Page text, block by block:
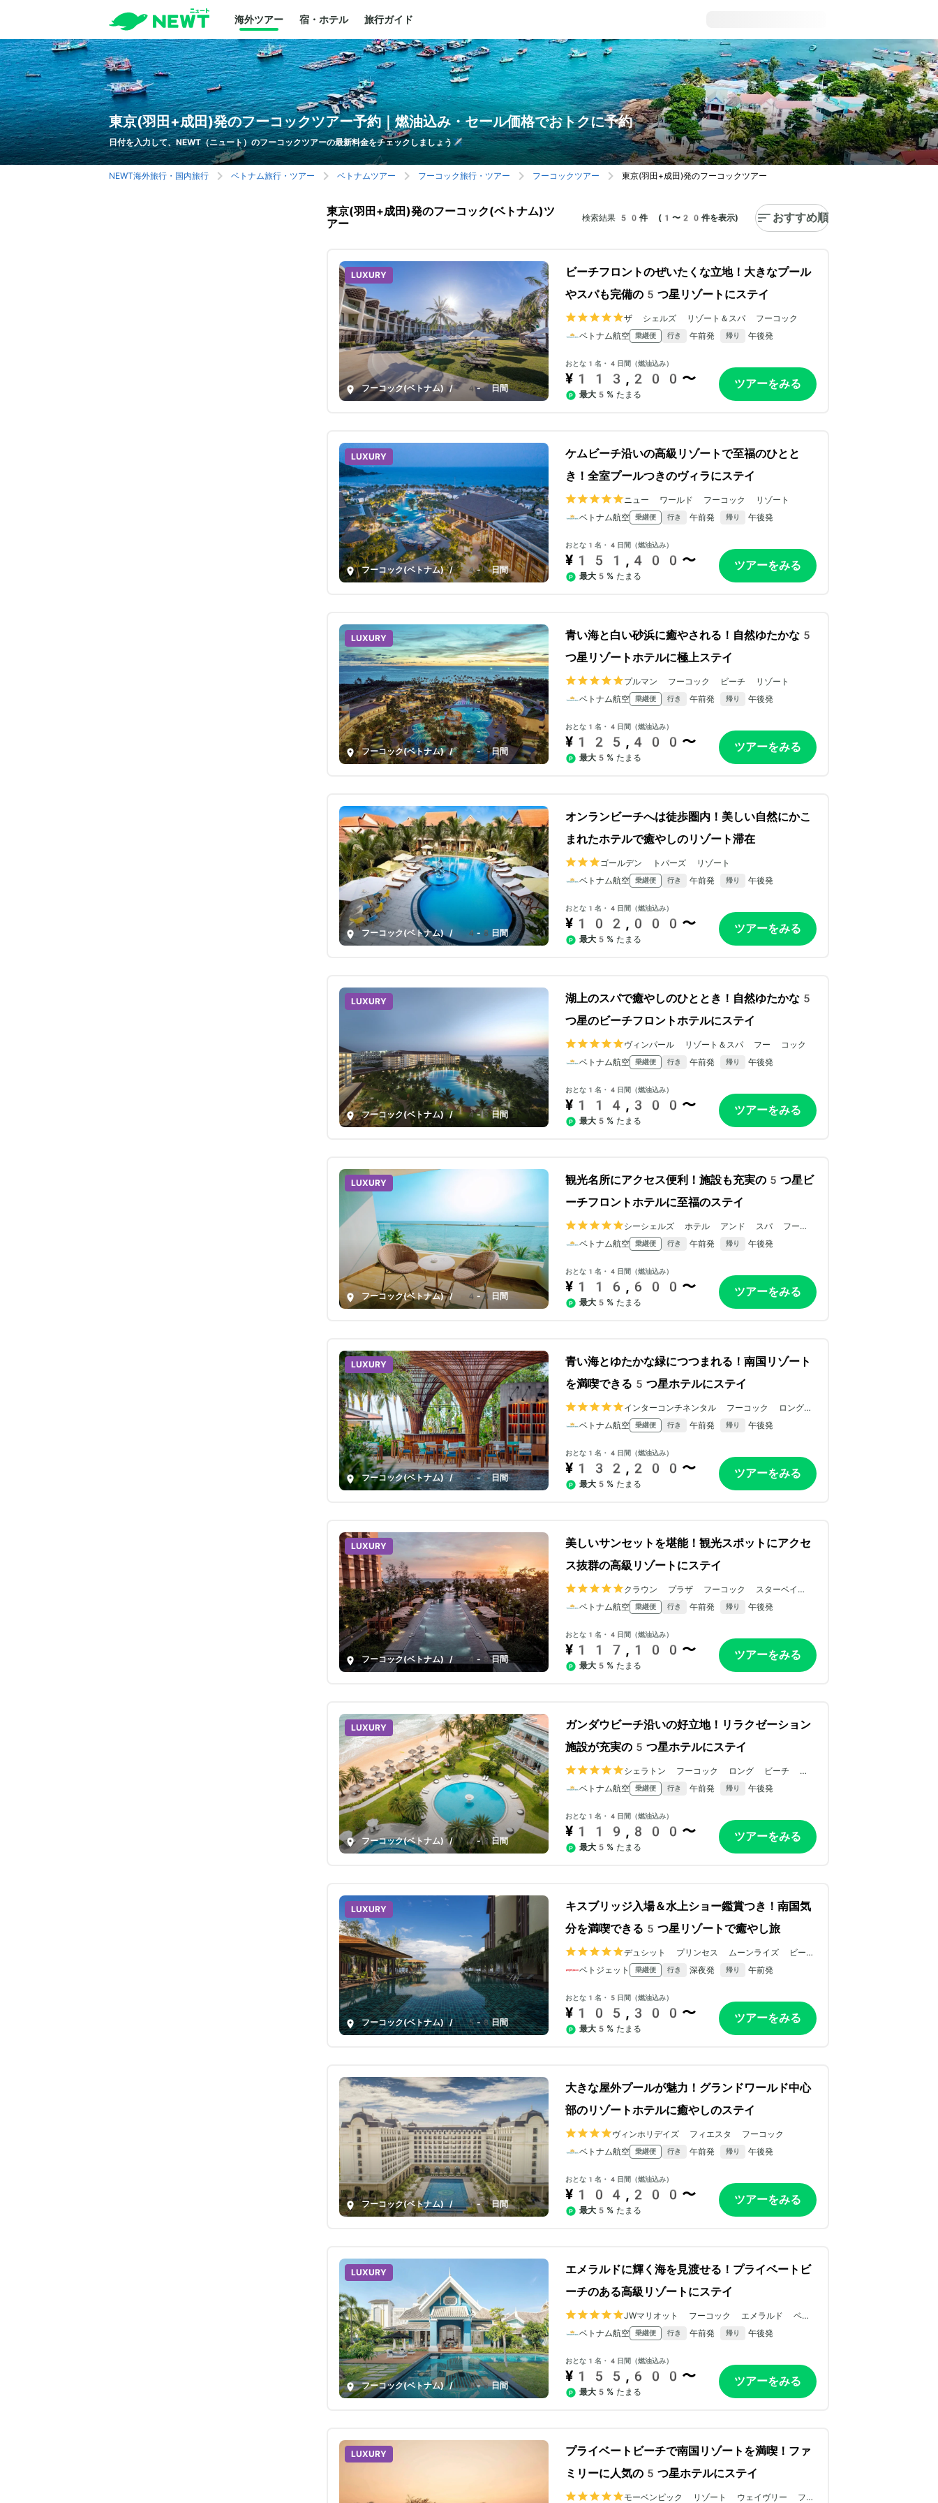
海外ツアー 宿・ホテル 旅行ガイド
東京(羽田+成田)発のフーコックツアー予約｜燃油込み・セール価格でおトクに予約
日付を入力して、NEWT（ニュート）のフーコックツアーの最新料金をチェックしましょう✈️
NEWT海外旅行・国内旅行 ベトナム旅行・ツアー ベトナムツアー フーコック旅行・ツアー フーコックツアー 東京(羽田+成田)発のフーコックツアー
東京(羽田+成田)発のフーコック(ベトナム)ツ
アー
検索結果 50件 (1〜20件を表示) おすすめ順
LUXURY
フーコック(ベトナム) / 4-8日間
ビーチフロントのぜいたくな立地！大きなプール
やスパも完備の5つ星リゾートにステイ
ザ シェルズ リゾート＆スパ フーコック
ベトナム航空
乗継便 行き 午前発 帰り 午後発
おとな1名・4日間（燃油込み）
¥113,200〜
最大5% たまる
ツアーをみる
LUXURY
フーコック(ベトナム) / 4-8日間
ケムビーチ沿いの高級リゾートで至福のひとと
き！全室プールつきのヴィラにステイ
ニュー ワールド フーコック リゾート
ベトナム航空
乗継便 行き 午前発 帰り 午後発
おとな1名・4日間（燃油込み）
¥151,400〜
最大5% たまる
ツアーをみる
LUXURY
フーコック(ベトナム) / 4-8日間
青い海と白い砂浜に癒やされる！自然ゆたかな5
つ星リゾートホテルに極上ステイ
プルマン フーコック ビーチ リゾート
ベトナム航空
乗継便 行き 午前発 帰り 午後発
おとな1名・4日間（燃油込み）
¥125,400〜
最大5% たまる
ツアーをみる
フーコック(ベトナム) / 4-8日間
オンランビーチへは徒歩圏内！美しい自然にかこ
まれたホテルで癒やしのリゾート滞在
ゴールデン トパーズ リゾート
ベトナム航空
乗継便 行き 午前発 帰り 午後発
おとな1名・4日間（燃油込み）
¥102,000〜
最大5% たまる
ツアーをみる
LUXURY
フーコック(ベトナム) / 4-8日間
湖上のスパで癒やしのひととき！自然ゆたかな5
つ星のビーチフロントホテルにステイ
ヴィンパール リゾート＆スパ フー コック
ベトナム航空
乗継便 行き 午前発 帰り 午後発
おとな1名・4日間（燃油込み）
¥114,300〜
最大5% たまる
ツアーをみる
LUXURY
フーコック(ベトナム) / 4-8日間
観光名所にアクセス便利！施設も充実の5つ星ビ
ーチフロントホテルに至福のステイ
シーシェルズ ホテル アンド スパ フーコッ
ク
ベトナム航空 乗継便 行き 午前発 帰り 午後発
おとな1名・4日間（燃油込み）
¥116,600〜
最大5% たまる
ツアーをみる
LUXURY
フーコック(ベトナム) / 4-8日間
青い海とゆたかな緑につつまれる！南国リゾート
を満喫できる5つ星ホテルにステイ
インターコンチネンタル フーコック ロングビ
ーチリゾート by IHG
ベトナム航空 乗継便 行き 午前発 帰り 午後発
おとな1名・4日間（燃油込み）
¥132,200〜
最大5% たまる
ツアーをみる
LUXURY
フーコック(ベトナム) / 4-8日間
美しいサンセットを堪能！観光スポットにアクセ
ス抜群の高級リゾートにステイ
クラウン プラザ フーコック スターベイ b
y IHG
ベトナム航空 乗継便 行き 午前発 帰り 午後発
おとな1名・4日間（燃油込み）
¥117,100〜
最大5% たまる
ツアーをみる
LUXURY
フーコック(ベトナム) / 4-8日間
ガンダウビーチ沿いの好立地！リラクゼーション
施設が充実の5つ星ホテルにステイ
シェラトン フーコック ロング ビーチ リゾ
ート
ベトナム航空 乗継便 行き 午前発 帰り 午後発
おとな1名・4日間（燃油込み）
¥119,800〜
最大5% たまる
ツアーをみる
LUXURY
フーコック(ベトナム) / 5-8日間
キスブリッジ入場＆水上ショー鑑賞つき！南国気
分を満喫できる5つ星リゾートで癒やし旅
デュシット プリンセス ムーンライズ ビーチ
リゾート
ベトジェット 乗継便 行き 深夜発 帰り 午前発
おとな1名・5日間（燃油込み）
¥105,300〜
最大5% たまる
ツアーをみる
フーコック(ベトナム) / 4-8日間
大きな屋外プールが魅力！グランドワールド中心
部のリゾートホテルに癒やしのステイ
ヴィンホリデイズ フィエスタ フーコック
ベトナム航空
乗継便 行き 午前発 帰り 午後発
おとな1名・4日間（燃油込み）
¥104,200〜
最大5% たまる
ツアーをみる
LUXURY
フーコック(ベトナム) / 4-8日間
エメラルドに輝く海を見渡せる！プライベートビ
ーチのある高級リゾートにステイ
JWマリオット フーコック エメラルド ベイ
リゾート＆スパ
ベトナム航空 乗継便 行き 午前発 帰り 午後発
おとな1名・4日間（燃油込み）
¥155,600〜
最大5% たまる
ツアーをみる
LUXURY
プライベートビーチで南国リゾートを満喫！ファ
ミリーに人気の5つ星ホテルにステイ
モーベンピック リゾート ウェイヴリー フー